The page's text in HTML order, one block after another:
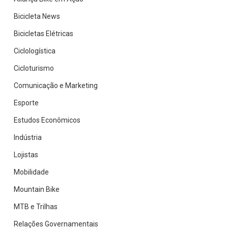
Bicicleta News
Bicicletas Elétricas
Ciclologística
Cicloturismo
Comunicação e Marketing
Esporte
Estudos Econômicos
Indústria
Lojistas
Mobilidade
Mountain Bike
MTB e Trilhas
Relações Governamentais